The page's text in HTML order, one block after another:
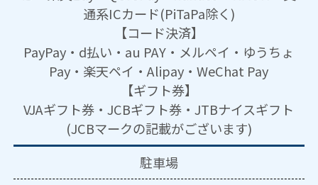
通系ICカード(PiTaPa除く)
【コード決済】
PayPay・d払い・au PAY・メルペイ・ゆうちょ
Pay・楽天ペイ・Alipay・WeChat Pay
【ギフト券】
VJAギフト券・JCBギフト券・JTBナイスギフト
(JCBマークの記載がございます)
駐車場